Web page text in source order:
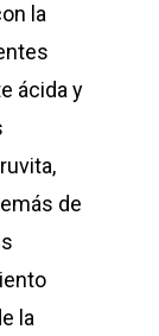
la
ácida y
de
la